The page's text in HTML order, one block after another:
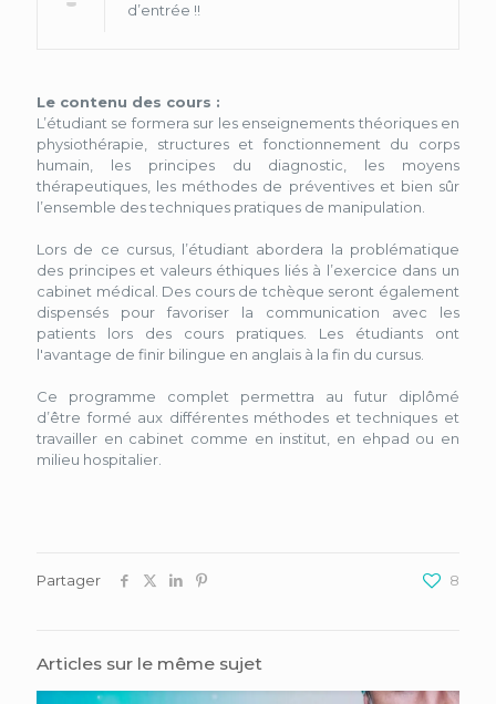
d’entrée !!
Le contenu des cours :
L’étudiant se formera sur les enseignements théoriques en
physiothérapie, structures et fonctionnement du corps
humain, les principes du diagnostic, les moyens
thérapeutiques, les méthodes de préventives et bien sûr
l’ensemble des techniques pratiques de manipulation.
Lors de ce cursus, l’étudiant abordera la problématique
des principes et valeurs éthiques liés à l’exercice dans un
cabinet médical. Des cours de tchèque seront également
dispensés pour favoriser la communication avec les
patients lors des cours pratiques. Les étudiants ont
l'avantage de finir bilingue en anglais à la fin du cursus.
Ce programme complet permettra au futur diplômé
d’être formé aux différentes méthodes et techniques et
travailler en cabinet comme en institut, en ehpad ou en
milieu hospitalier.
Partager 8
Articles sur le même sujet